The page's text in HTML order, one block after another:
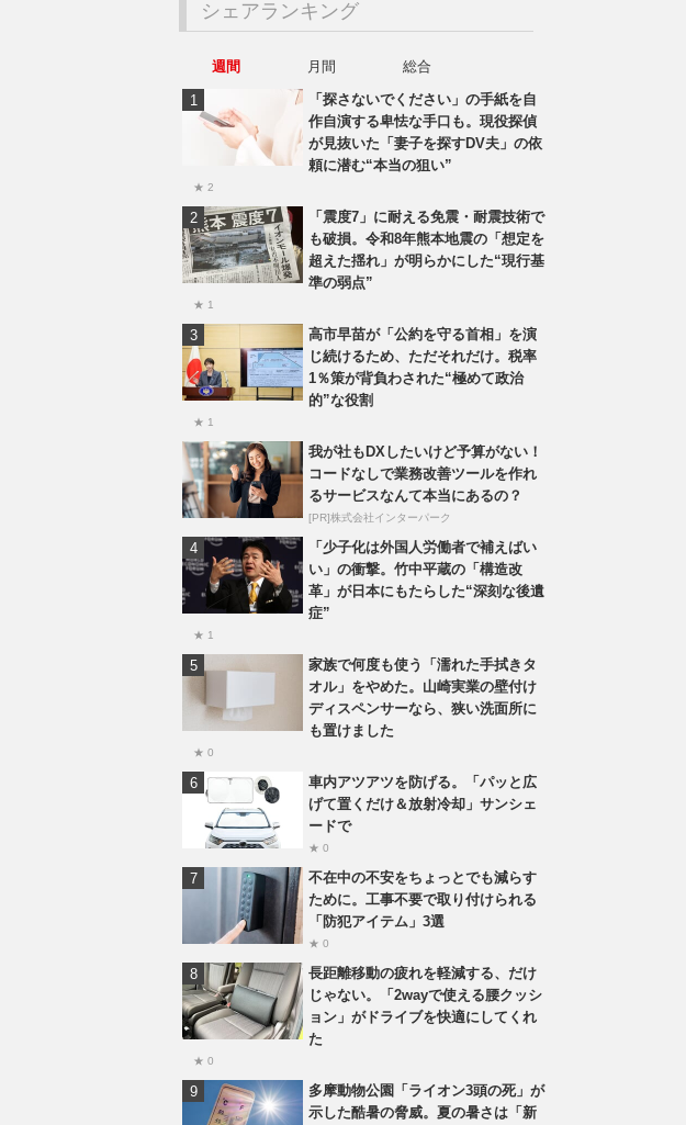
シェアランキング
週間 月間
総合
「探さないでください」の手紙を自
作自演する卑怯な手口も。現役探偵
が見抜いた「妻子を探すDV夫」の依
頼に潜む“本当の狙い”
★ 2
「震度7」に耐える免震・耐震技術で
も破損。令和8年熊本地震の「想定を
超えた揺れ」が明らかにした“現行基
準の弱点”
★ 1
高市早苗が「公約を守る首相」を演
じ続けるため、ただそれだけ。税率
1％策が背負わされた“極めて政治
的”な役割
★ 1
我が社もDXしたいけど予算がない！
コードなしで業務改善ツールを作れ
るサービスなんて本当にあるの？
[PR]株式会社インターパーク
「少子化は外国人労働者で補えばい
い」の衝撃。竹中平蔵の「構造改
革」が日本にもたらした“深刻な後遺
症”
★ 1
家族で何度も使う「濡れた手拭きタ
オル」をやめた。山崎実業の壁付け
ディスペンサーなら、狭い洗面所に
も置けました
★ 0
車内アツアツを防げる。「パッと広
げて置くだけ＆放射冷却」サンシェ
ードで
★ 0
不在中の不安をちょっとでも減らす
ために。工事不要で取り付けられる
「防犯アイテム」3選
★ 0
長距離移動の疲れを軽減する、だけ
じゃない。「2wayで使える腰クッシ
ョン」がドライブを快適にしてくれ
た
★ 0
多摩動物公園「ライオン3頭の死」が
示した酷暑の脅威。夏の暑さは「新